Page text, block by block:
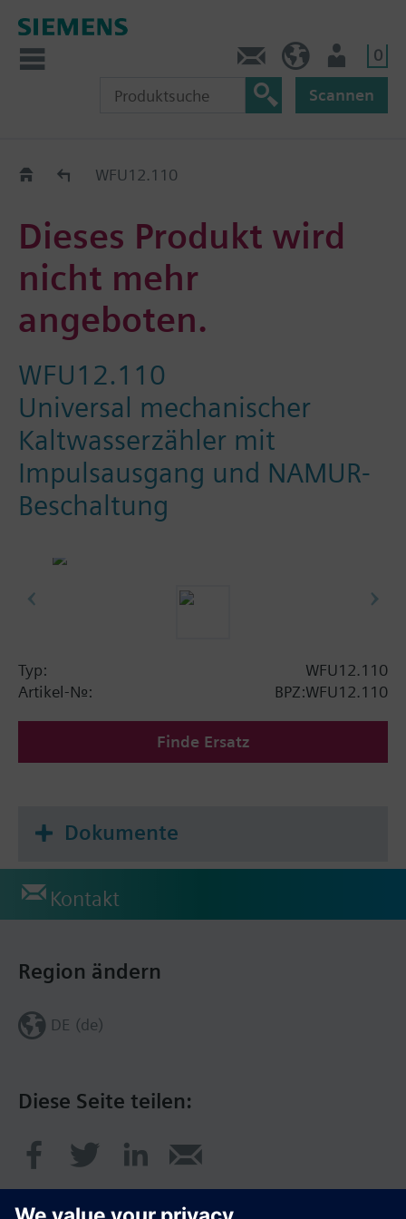
0
Scannen
Old2NewWFU12.110
Dieses Produkt wird
nicht mehr
angeboten.
WFU12.110
Universal mechanischer
Kaltwasserzähler mit
Impulsausgang und NAMUR-
Beschaltung
Typ:
WFU12.110
Artikel-Nr.:
BPZ:WFU12.110
Finde Ersatz
Dokumente
Kontakt
Diese Seite teilen:
Region ändern
DE (de)